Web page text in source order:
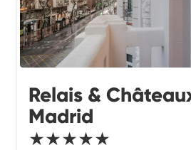
Relais &
Madrid
★★★★★